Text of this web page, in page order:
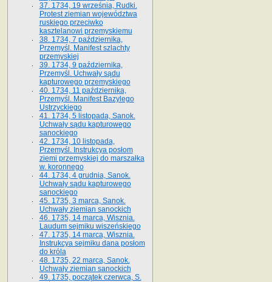
37. 1734, 19 września, Rudki.
Protest ziemian województwa
ruskiego przeciwko
kasztelanowi przemyskiemu
38. 1734, 7 października,
Przemyśl. Manifest szlachty
przemyskiej
39. 1734, 9 października,
Przemyśl. Uchwały sądu
kapturowego przemyskiego
40. 1734, 11 października,
Przemyśl. Manifest Bazylego
Ustrzyckiego
41. 1734, 5 listopada, Sanok.
Uchwały sądu kapturowego
sanockiego
42. 1734, 10 listopada,
Przemyśl. Instrukcya posłom
ziemi przemyskiej do marszałka
w. koronnego
44. 1734, 4 grudnia, Sanok.
Uchwały sądu kapturowego
sanockiego
45. 1735, 3 marca, Sanok.
Uchwały ziemian sanockich
46. 1735, 14 marca, Wisznia.
Laudum sejmiku wiszeńskiego
47. 1735, 14 marca, Wisznia.
Instrukcya sejmiku dana posłom
do króla
48. 1735, 22 marca, Sanok.
Uchwały ziemian sanockich
49. 1735, początek czerwca, S.